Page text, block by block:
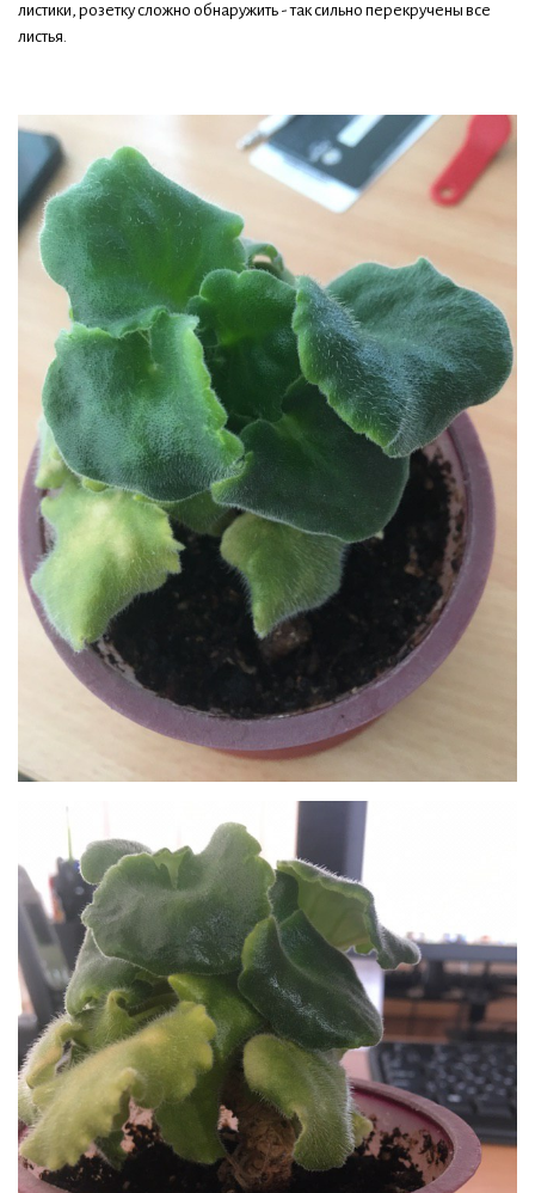
листики, розетку сложно обнаружить - так сильно перекручены все
листья.